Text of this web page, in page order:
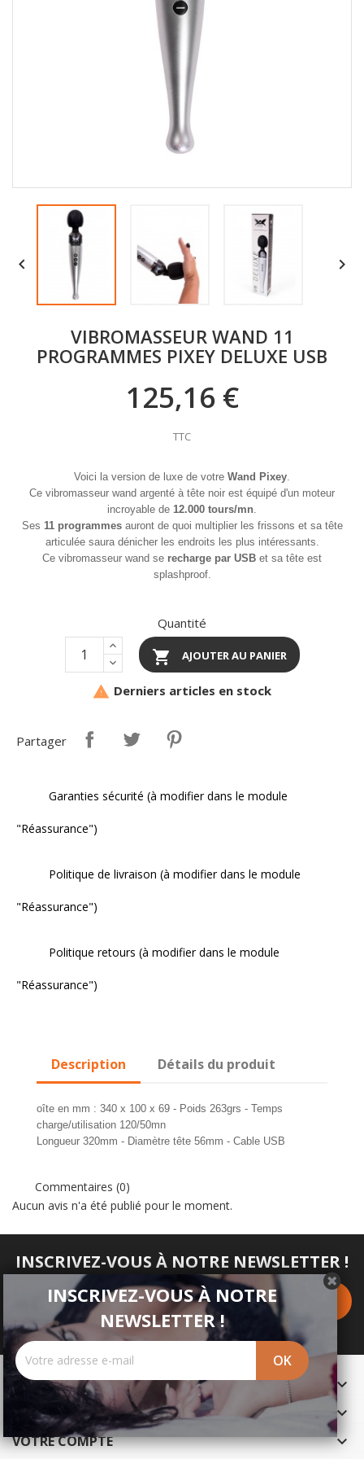
 
VIBROMASSEUR WAND 11
PROGRAMMES PIXEY DELUXE USB
125,16 €
TTC
Voici la version de luxe de votre Wand Pixey.
Ce vibromasseur wand argenté à tête noir est équipé d'un moteur
incroyable de 12.000 tours/mn.
Ses 11 programmesauront de quoi multiplier les frissons et sa tête
articulée saura dénicher les endroits les plus intéressants.
Ce vibromasseur wand se recharge par USB et sa tête est
splashproof.
Quantité
 AJOUTER AU PANIER
 Derniers articles en stock
Partager
Garanties sécurité (à modifier dans le module
"Réassurance")
Politique de livraison (à modifier dans le module
"Réassurance")
Politique retours (à modifier dans le module
"Réassurance")
Description Détails du produit
oîte en mm : 340 x 100 x 69 - Poids 263grs - Temps
charge/utilisation 120/50mn
Longueur 320mm - Diamètre tête 56mm - Cable USB
Commentaires (0)
Aucun avis n'a été publié pour le moment.
INSCRIVEZ-VOUS À NOTRE NEWSLETTER !
INSCRIVEZ-VOUS À NOTRE
NEWSLETTER !
PRODUITS 
NOTRE SOCIÉTÉ 
VOTRE COMPTE 